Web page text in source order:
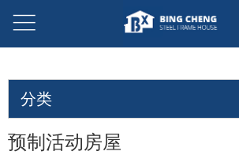
分类
预制活动房屋